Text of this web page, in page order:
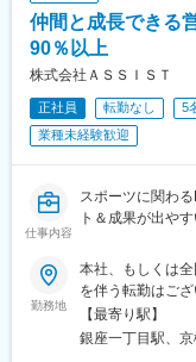
仲間と成長できる
90％以上
株式会社ＡＳＳＩＳＴ
正社員 転勤なし 5
業種未経験歓迎
仕事内容
スポーツに関わ
ト＆成果が出や
勤務地
本社、もしくは
を伴う転勤はご
ット銀座ビル4F
駅」より徒歩1分
【最寄り駅】
銀座一丁目駅、